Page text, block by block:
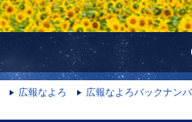
広報なよろ
広報なよろバックナン